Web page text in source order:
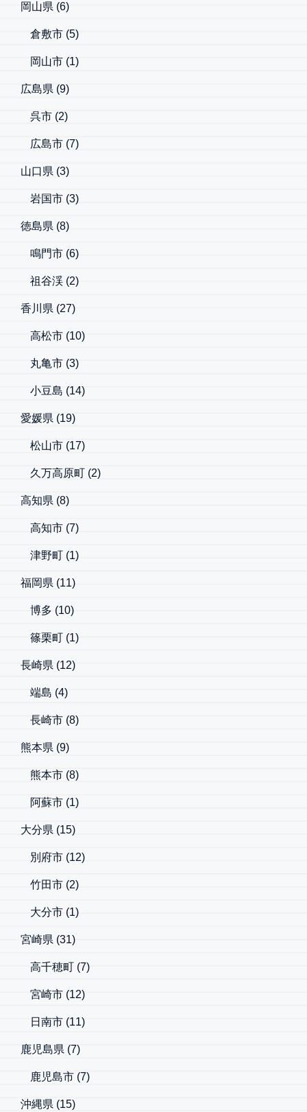
岡山県 (6)
倉敷市 (5)
岡山市 (1)
広島県 (9)
呉市 (2)
広島市 (7)
山口県 (3)
岩国市 (3)
徳島県 (8)
鳴門市 (6)
祖谷渓 (2)
香川県 (27)
高松市 (10)
丸亀市 (3)
小豆島 (14)
愛媛県 (19)
松山市 (17)
久万高原町 (2)
高知県 (8)
高知市 (7)
津野町 (1)
福岡県 (11)
博多 (10)
篠栗町 (1)
長崎県 (12)
端島 (4)
長崎市 (8)
熊本県 (9)
熊本市 (8)
阿蘇市 (1)
大分県 (15)
別府市 (12)
竹田市 (2)
大分市 (1)
宮崎県 (31)
高千穂町 (7)
宮崎市 (12)
日南市 (11)
鹿児島県 (7)
鹿児島市 (7)
沖縄県 (15)